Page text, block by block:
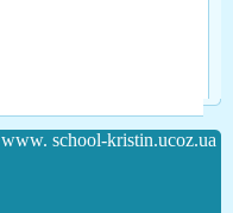
www. school-kristin.ucoz.ua